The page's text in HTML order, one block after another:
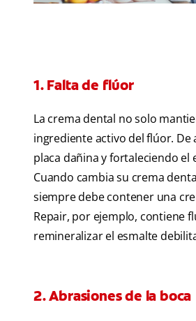
1. Falta de flúor
La crema dental no solo
ingrediente activo del flúor. De
placa dañina y fortaleciendo el
Cuando cambia su crema
siempre debe contener una
Repair, por ejemplo, contiene
remineralizar el esmalte
2. Abrasiones de la boca